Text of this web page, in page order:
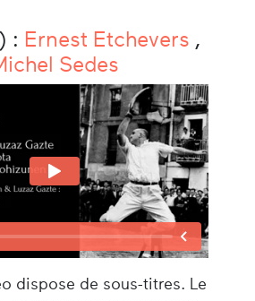
: Ernest Etchevers ,
Sedes
dispose de sous-titres. Le